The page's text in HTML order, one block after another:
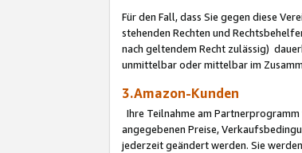
Für den Fall, dass Sie gegen diese
stehenden Rechten und
nach geltendem Recht zulässig)
unmittelbar oder mittelbar im
3.Amazon-Kunden
Ihre Teilnahme am
angegebenen Preise,
jederzeit geändert werden. Sie